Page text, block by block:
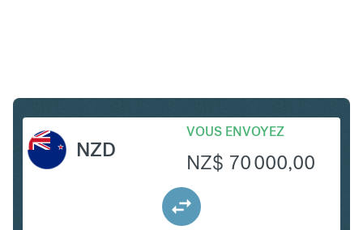
NZD
VOUS ENVOYEZ
NZ$ 70 000,00